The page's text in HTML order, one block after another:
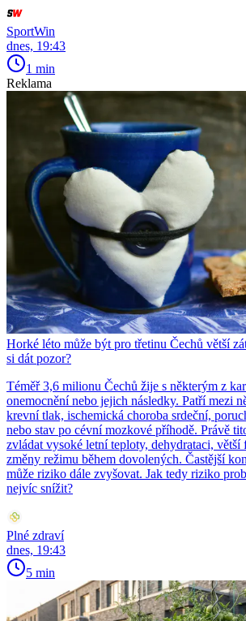
SportWin
dnes, 19:43
1 min
Reklama
Horké léto může být pro třetinu Čechů větší
si dát pozor?
Téměř 3,6 milionu Čechů žije s některým z
onemocnění nebo jejich následky. Patří mezi
krevní tlak, ischemická choroba srdeční,
nebo stav po cévní mozkové příhodě. Právě
zvládat vysoké letní teploty, dehydrataci, větší
změny režimu během dovolených. Častější
může riziko dále zvyšovat. Jak tedy riziko
nejvíc snížit?
Plné zdraví
dnes, 19:43
5 min